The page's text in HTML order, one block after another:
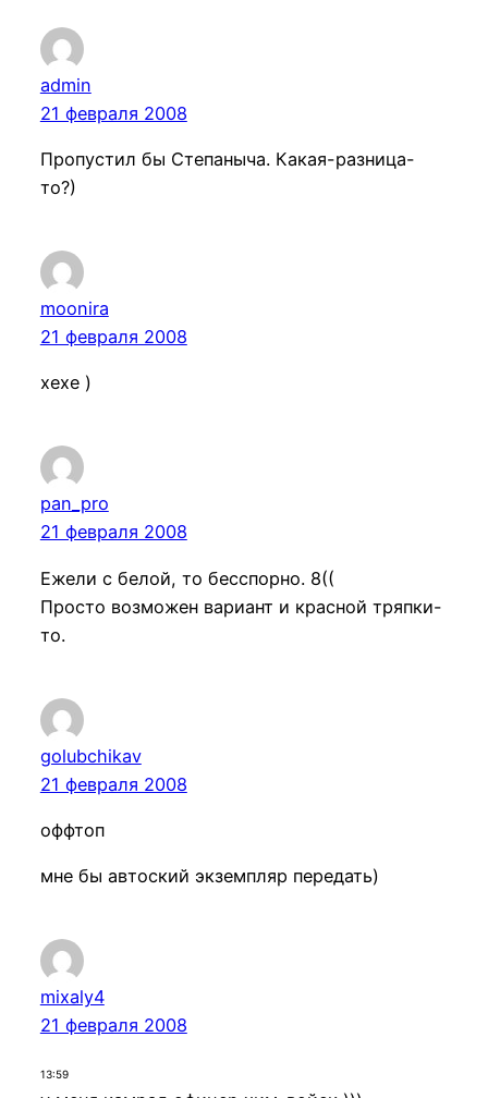
admin
21 февраля 2008
Пропустил бы Степаныча. Какая-разница-
то?)
moonira
21 февраля 2008
хехе )
pan_pro
21 февраля 2008
Ежели с белой, то бесспорно. 8((
Просто возможен вариант и красной тряпки-
то.
golubchikav
21 февраля 2008
оффтоп
мне бы автоский экземпляр передать)
mixaly4
21 февраля 2008
13:59